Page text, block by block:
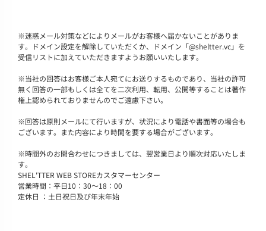
※迷惑メール対策などによりメールがお客様へ届かないことがありま
す。ドメイン設定を解除していただくか、ドメイン「@sheltter.vc」を
受信リストに加えていただきますようお願いいたします。
※当社の回答はお客様ご本人宛てにお送りするものであり、当社の許可
無く回答の一部もしくは全てを二次利用、転用、公開等することは著作
権上認められておりませんのでご遠慮下さい。
※回答は原則メールにて行いますが、状況により電話や書面等の場合も
ございます。また内容により時間を要する場合がございます。
※時間外のお問合わせにつきましては、翌営業日より順次対応いたしま
す。
SHEL'TTER WEB STOREカスタマーセンター
営業時間：平日10：30～18：00
定休日 ：土日祝日及び年末年始